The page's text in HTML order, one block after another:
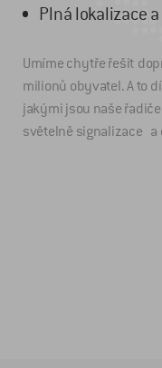
Plná lokalizace
Umíme chytře řešit
milionů obyvatel. A to
jakými jsou naše řadiče
světelně signalizace a